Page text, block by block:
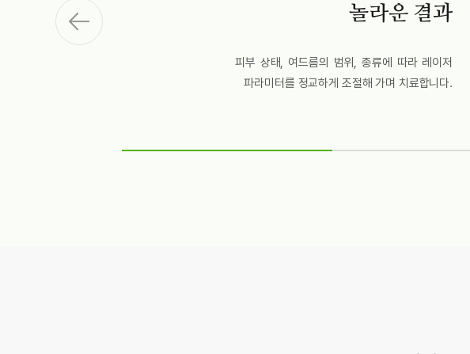
놀라운 결과
피부 상태, 여드름의 범위, 종류에 따라 레이저
파라미터를 정교하게 조절해 가며 치료합니다.